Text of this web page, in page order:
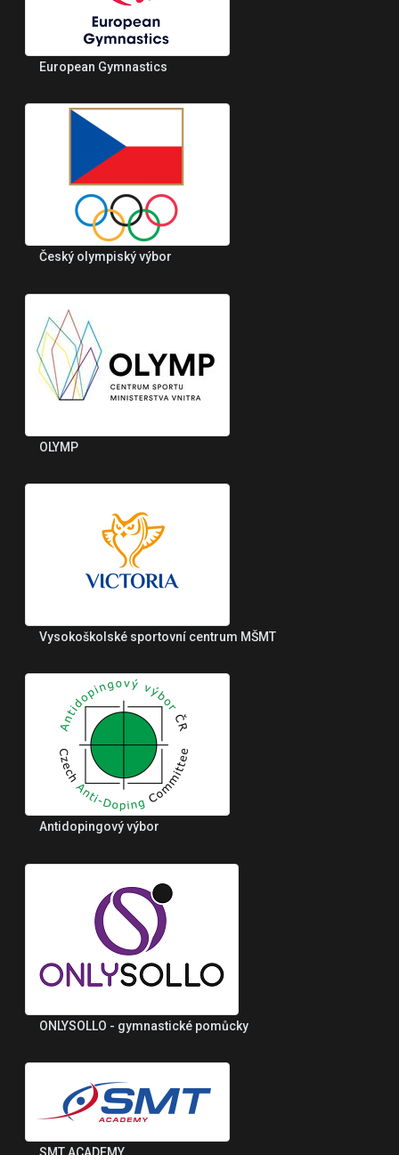
European Gymnastics
Český olympiský výbor
OLYMP
Vysokoškolské sportovní centrum MŠMT
Antidopingový výbor
ONLYSOLLO - gymnastické pomůcky